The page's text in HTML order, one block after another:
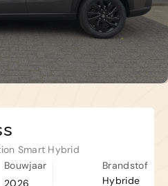
5 4328 BB Burgh-
Smart Hybrid
Bouwjaar
2026
Brandstof
Hybride